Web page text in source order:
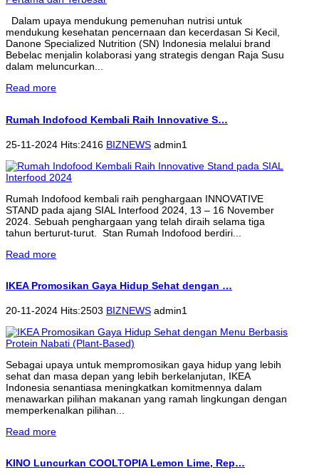
Dalam upaya mendukung pemenuhan nutrisi untuk
mendukung kesehatan pencernaan dan kecerdasan Si Kecil,
Danone Specialized Nutrition (SN) Indonesia melalui brand
Bebelac menjalin kolaborasi yang strategis dengan Raja Susu
dalam meluncurkan...
Read more
Rumah Indofood Kembali Raih Innovative S…
25-11-2024 Hits:2416 BIZNEWS admin1
Rumah Indofood kembali raih penghargaan INNOVATIVE
STAND pada ajang SIAL Interfood 2024, 13 – 16 November
2024. Sebuah penghargaan yang telah diraih selama tiga
tahun berturut-turut. Stan Rumah Indofood berdiri...
Read more
IKEA Promosikan Gaya Hidup Sehat dengan …
20-11-2024 Hits:2503 BIZNEWS admin1
Sebagai upaya untuk mempromosikan gaya hidup yang lebih
sehat dan masa depan yang lebih berkelanjutan, IKEA
Indonesia senantiasa meningkatkan komitmennya dalam
menawarkan pilihan makanan yang ramah lingkungan dengan
memperkenalkan pilihan...
Read more
KINO Luncurkan COOLTOPIA Lemon Lime, Rep…